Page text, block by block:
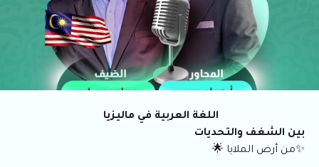
اللغة العربية في ماليزيا
بين الشغف والتحديات
✨من أرض الملايا 🌟